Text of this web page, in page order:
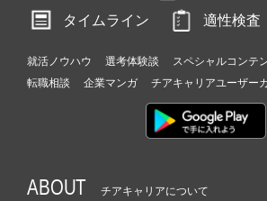
タイムライン
適性検査
就活ノウハウ 選考体験談 スペシャルコンテ
転職相談
企業マンガ チアキャリアユーザー
ABOUT チアキャリアについて